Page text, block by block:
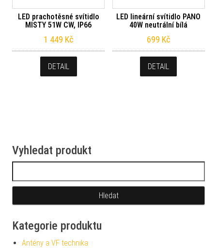
LED prachotěsné svítidlo
MISTY 51W CW, IP66
1 449 Kč
DETAIL
LED lineární svítidlo PANO
40W neutrální bílá
699 Kč
DETAIL
Vyhledat produkt
Kategorie produktu
Antény a VF technika